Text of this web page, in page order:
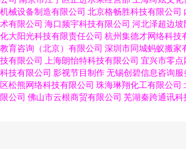
机械设备制造有限公司 北京格畅胜科技有限公司
术有限公司 海口频宇科技有限公司 河北泽超边坡
化大阳光科技有限责任公司 杭州集德才网络科技
教育咨询（北京）有限公司 深圳市同城蚂蚁搬家
技有限公司
上海朗怡特科技有限公司 宜兴市零点
科技有限公司 影视节目制作无锡创碧信息咨询服
区松熊网络科技有限公司 珠海琳翔化工有限公司
限公司 佛山市云根商贸有限公司 芜湖秦跨通讯科